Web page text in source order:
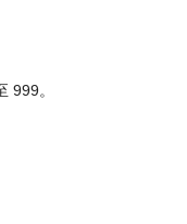
999。